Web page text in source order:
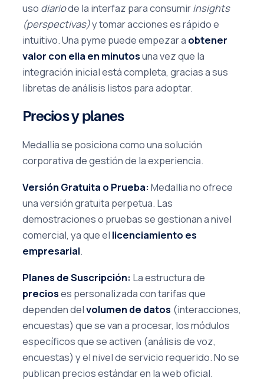
uso diariode la interfaz para consumirinsights
(perspectivas)y tomar acciones es rápido e
intuitivo. Una pyme puede empezar a obtener
valor con ella en minutosuna vez que la
integración inicial está completa, gracias a sus
libretas de análisis listos para adoptar.
Precios y planes
Medallia se posiciona como una solución
corporativa de gestión de la experiencia.
Versión Gratuita o Prueba:Medallia no ofrece
una versión gratuita perpetua. Las
demostraciones o pruebas se gestionan a nivel
comercial, ya que el licenciamiento es
empresarial.
Planes de Suscripción: La estructura de
precioses personalizada con tarifas que
dependen delvolumen de datos (interacciones,
encuestas) que se van a procesar, los módulos
específicos que se activen (análisis de voz,
encuestas) y el nivel de servicio requerido. No se
publican precios estándar en la web oficial.